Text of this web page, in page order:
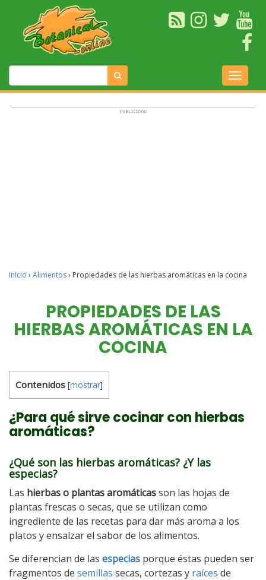
Inicio › Alimentos› Propiedades de las hierbas aromáticas en la cocina
PROPIEDADES DE LAS
HIERBAS AROMÁTICAS EN LA
COCINA
Contenidos [mostrar]
¿Para qué sirve cocinar con hierbas
aromáticas?
¿Qué son las hierbas aromáticas? ¿Y las
especias?
Las hierbas o plantas aromáticasson las hojas de
plantas frescas o secas, que se utilizan como
ingrediente de las recetas para dar más aroma a los
platos y ensalzar el sabor de los alimentos.
Se diferencian de las especias porque éstas pueden ser
fragmentos de semillas secas, cortezas y raíces de